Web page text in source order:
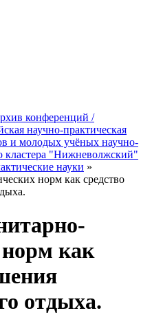
конференций /
научно-практическая
и молодых учёных научно-
кластера "Нижневолжский"
науки »
норм как средство
норм как
отдыха.